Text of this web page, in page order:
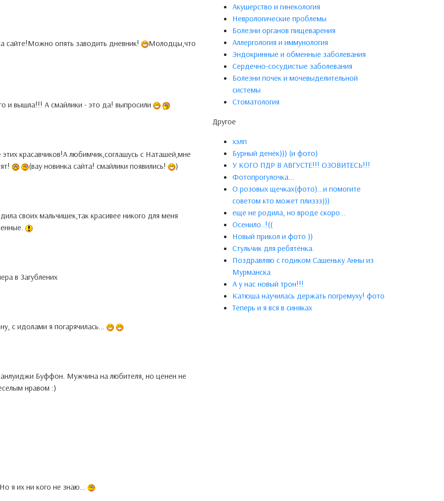
сайте!Можно опять заводить дневник! Молодцы,что
и вышла!!! А смайлики - это да! выпросили
красавчиков!А любимчик,соглашусь с Наташей,мне
(вау новинка сайта! смайлики появились! )
своих мальчишек,так красивее никого для меня
в Загублених
с идолами я погарячилась...
Буффон. Мужчина на любителя, но ценен не
нравом :)
я их ни кого не знаю...
Акушерство и гинекология
Неврологические проблемы
Болезни органов пищеварения
Аллергология и иммунология
Эндокринные и обменные заболевания
Сердечно-сосудистые заболевания
Болезни почек и мочевыделительной
системы
Стоматология
Другое
хэлп
Бурный денёк))) (и фото)
У КОГО ПДР В АВГУСТЕ!!! ОЗОВИТЕСЬ!!!
Фотопрогулочка...
О розовых щечках(фото)...и помогите
советом кто может плиззз)))
еще не родила, но вроде скоро...
Осенило..!((
Новый прикол и фото ))
Стульчик для ребятёнка.
Поздравляю с годиком Сашеньку Анны из
Мурманска
А у нас новый трон!!!
Катюша научилась держать погремуху! фото
Теперь и я вся в синяках